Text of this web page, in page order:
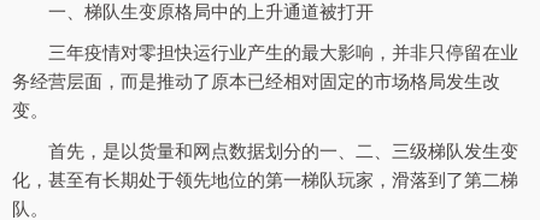
一、梯队生变原格局中的上升通道被打开
三年疫情对零担快运行业产生的最大影响，并非只停留在业
务经营层面，而是推动了原本已经相对固定的市场格局发生改
变。
首先，是以货量和网点数据划分的一、二、三级梯队发生变
化，甚至有长期处于领先地位的第一梯队玩家，滑落到了第二梯
队。